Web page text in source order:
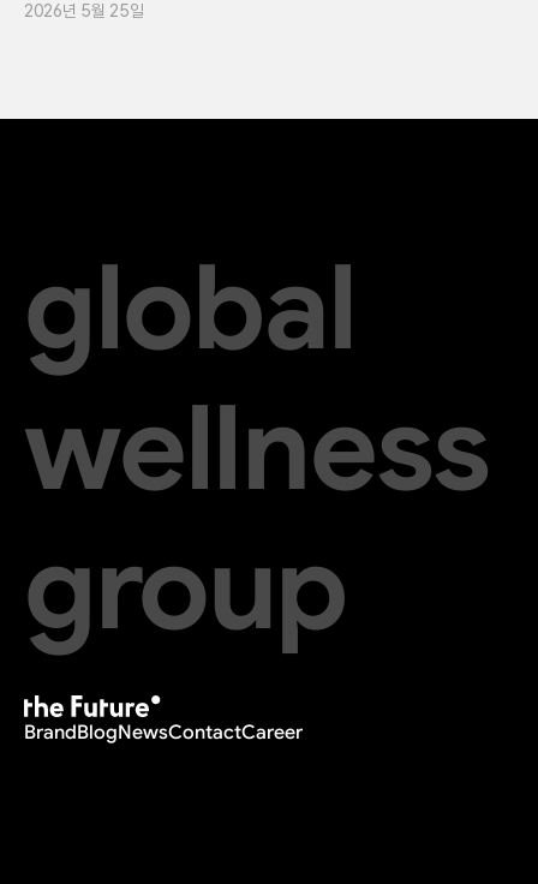
2026년 5월 25일
global
wellness
group
BrandBlogNewsContactCareer